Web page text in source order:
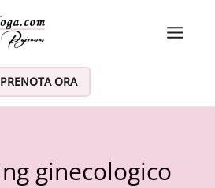
PRENOTA ORA
ginecologico